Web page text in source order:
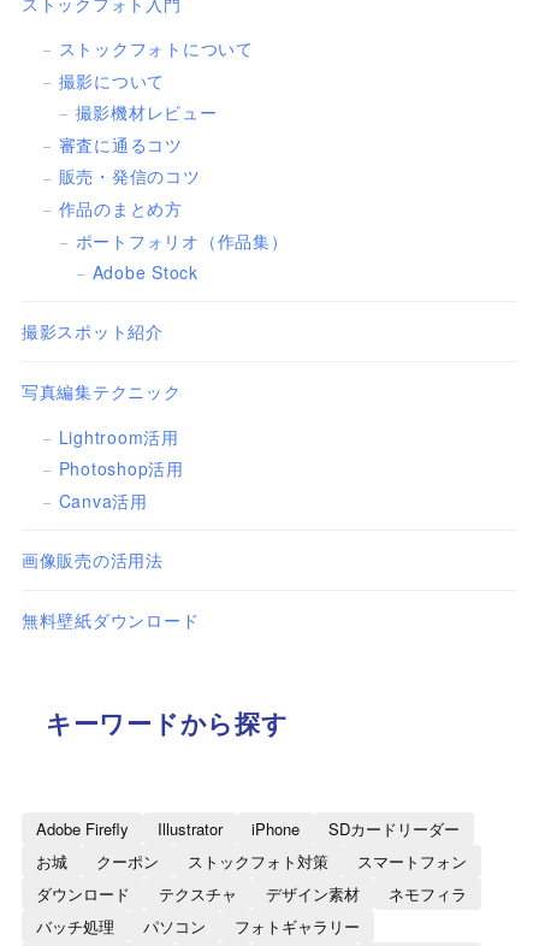
ストックフォトについて
撮影について
撮影機材レビュー
審査に通るコツ
販売・発信のコツ
作品のまとめ方
ポートフォリオ（作品集）
Adobe Stock
撮影スポット紹介
写真編集テクニック
Lightroom活用
Photoshop活用
Canva活用
画像販売の活用法
無料壁紙ダウンロード
キーワードから探す
Adobe Firefly Illustrator iPhone
SDカードリーダー
お城
クーポン ストックフォト対策
スマートフォン
ダウンロード
テクスチャ デザイン素材
ネモフィラ
バッチ処理
パソコン フォトギャラリー